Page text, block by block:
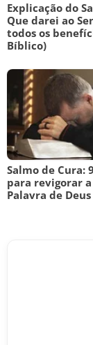
Explicação do
Que darei ao
todos os
Bíblico)
Salmo de Cura:
para revigorar a
Palavra de